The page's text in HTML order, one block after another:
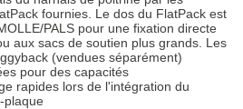
fournies. Le dos du FlatPack est
PALS pour une fixation directe
aux sacs de soutien plus grands. Les
(vendues séparément)
pour des capacités
rapides lors de l'intégration du
plaque